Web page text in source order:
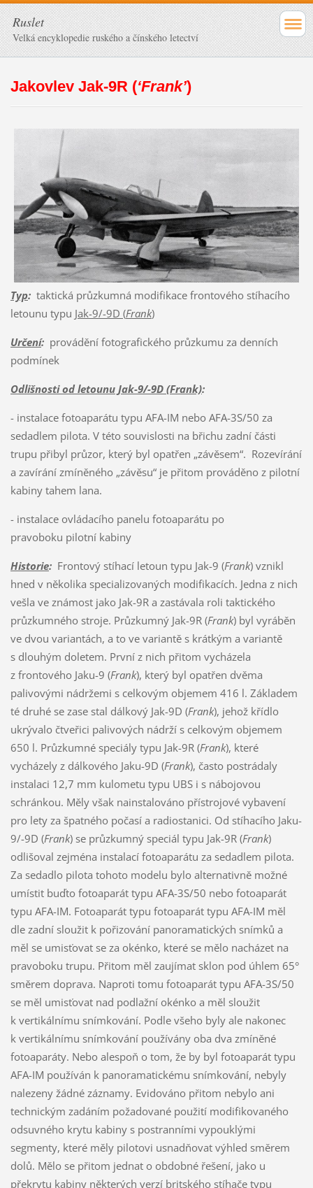
Ruslet
Velká encyklopedie ruského a čínského letectví
Jakovlev Jak-9R (‘Frank’)
Typ:taktická průzkumná modifikace frontového stíhacího
letounu typu Jak-9/-9D (Frank)
Určení:provádění fotografického průzkumu za denních
podmínek
Odlišnosti od letounu Jak-9/-9D (Frank):
- instalace fotoaparátu typu AFA-IM nebo AFA-3S/50 za
sedadlem pilota. V této souvislosti na břichu zadní části
trupu přibyl průzor, který byl opatřen „závěsem“. Rozevírání
a zavírání zmíněného „závěsu“ je přitom prováděno z pilotní
kabiny tahem lana.
- instalace ovládacího panelu fotoaparátu po
pravoboku pilotní kabiny
Historie:Frontový stíhací letoun typu Jak-9 (Frank) vznikl
hned v několika specializovaných modifikacích. Jedna z nich
vešla ve známost jako Jak-9R a zastávala roli taktického
průzkumného stroje. Průzkumný Jak-9R (Frank) byl vyráběn
ve dvou variantách, a to ve variantě s krátkým a variantě
s dlouhým doletem. První z nich přitom vycházela
z frontového Jaku-9 (Frank), který byl opatřen dvěma
palivovými nádržemi s celkovým objemem 416 l. Základem
té druhé se zase stal dálkový Jak-9D (Frank), jehož křídlo
ukrývalo čtveřici palivových nádrží s celkovým objemem
650 l. Průzkumné speciály typu Jak-9R (Frank), které
vycházely z dálkového Jaku-9D (Frank), často postrádaly
instalaci 12,7 mm kulometu typu UBS i s nábojovou
schránkou. Měly však nainstalováno přístrojové vybavení
pro lety za špatného počasí a radiostanici. Od stíhacího Jaku-
9/-9D (Frank) se průzkumný speciál typu Jak-9R (Frank)
odlišoval zejména instalací fotoaparátu za sedadlem pilota.
Za sedadlo pilota tohoto modelu bylo alternativně možné
umístit buďto fotoaparát typu AFA-3S/50 nebo fotoaparát
typu AFA-IM. Fotoaparát typu fotoaparát typu AFA-IM měl
dle zadní sloužit k pořizování panoramatických snímků a
měl se umisťovat se za okénko, které se mělo nacházet na
pravoboku trupu. Přitom měl zaujímat sklon pod úhlem 65°
směrem doprava. Naproti tomu fotoaparát typu AFA-3S/50
se měl umisťovat nad podlažní okénko a měl sloužit
k vertikálnímu snímkování. Podle všeho byly ale nakonec
k vertikálnímu snímkování používány oba dva zmíněné
fotoaparáty. Nebo alespoň o tom, že by byl fotoaparát typu
AFA-IM používán k panoramatickému snímkování, nebyly
nalezeny žádné záznamy. Evidováno přitom nebylo ani
technickým zadáním požadované použití modifikovaného
odsuvného krytu kabiny s postranními vypouklými
segmenty, které měly pilotovi usnadňovat výhled směrem
dolů. Mělo se přitom jednat o obdobné řešení, jako u
překrytu kabiny některých verzí britského stíhače typu